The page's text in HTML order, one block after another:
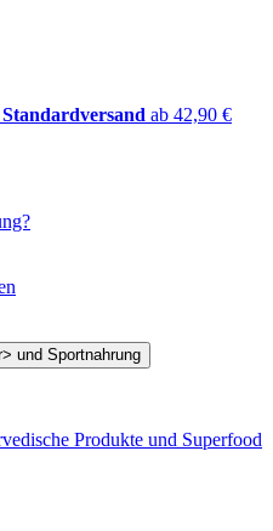
ab 42,90 €
Produkte und Superfood